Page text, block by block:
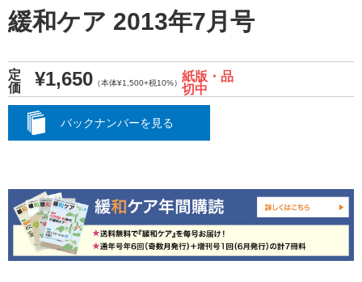
緩和ケア 2013年7月号
定
価
¥1,650 （本体¥1,500+税10%）紙版・品
切中
バックナンバーを見る